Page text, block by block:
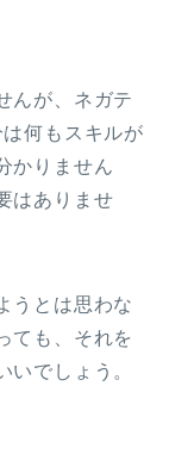
んが、ネガテ
何もスキルが
かりません
はありませ
うとは思わな
ても、それを
いでしょう。